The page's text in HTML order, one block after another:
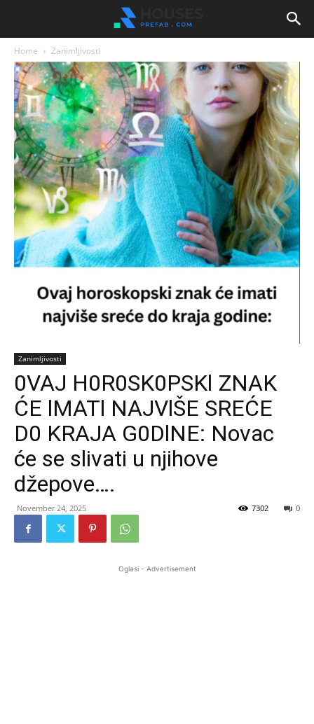
Home Zanimljivosti
Zanimljivosti
0VAJ H0R0SK0PSKl ZNAK
ĆE lMATl NAJVlŠE SREĆE
D0 KRAJA G0DlNE: Novac
će se slivati u njihove
džepove….
November 24, 2025 0
7302
Oglasi - Advertisement